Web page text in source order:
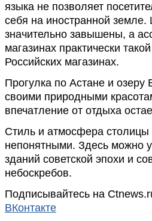
языка не позволяет
себя на иностранной
значительно завышены, а
магазинах практически
Российских магазинах.
Прогулка по Астане и озеру
своими природными
впечатление от отдыха
Стиль и атмосфера столицы
непонятными. Здесь можно
зданий советской эпохи и
небоскребов.
Подписывайтесь на
ВКонтакте